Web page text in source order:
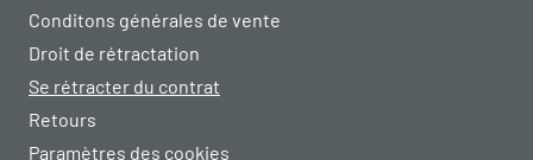
Conditons générales de vente
Droit de rétractation
Se rétracter du contrat
Retours
Paramètres des cookies